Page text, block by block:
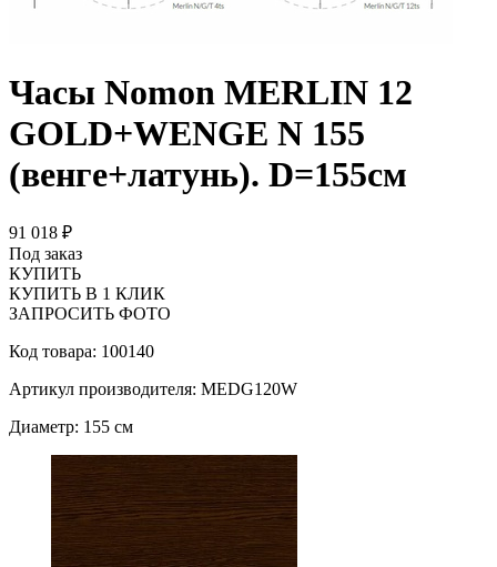
Часы Nomon MERLIN 12
GOLD+WENGE N 155
(венге+латунь). D=155см
91 018 ₽
Под заказ
КУПИТЬ
КУПИТЬ В 1 КЛИК
ЗАПРОСИТЬ ФОТО
Код товара: 100140
Артикул производителя: MEDG120W
Диаметр: 155 см